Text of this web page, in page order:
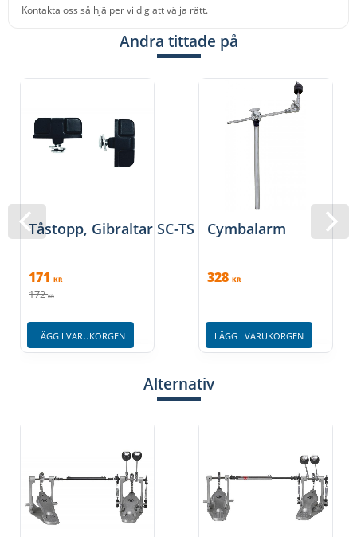
Kontakta oss så hjälper vi dig att välja rätt.
Andra tittade på
Tåstopp, Gibraltar SC-TS
171 KR
172 KR
LÄGG I VARUKORGEN
Cymbalarm
328 KR
LÄGG I VARUKORGEN
Alternativ